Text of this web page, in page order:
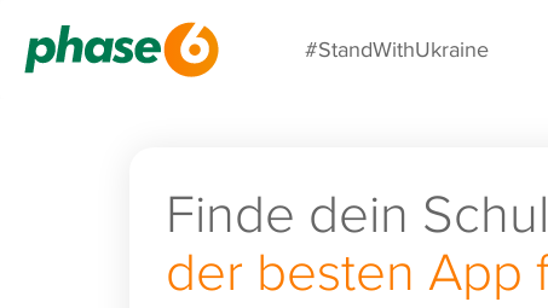
#StandWithUkraine
Finde dein
der besten App